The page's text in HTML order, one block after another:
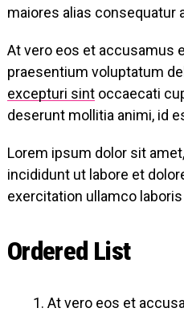
maiores alias consequatur
At vero eos et accusamus
praesentium voluptatum
excepturi sint occaecati
deserunt mollitia animi, id
Lorem ipsum dolor sit
incididunt ut labore et
exercitation ullamco
Ordered List
At vero eos et